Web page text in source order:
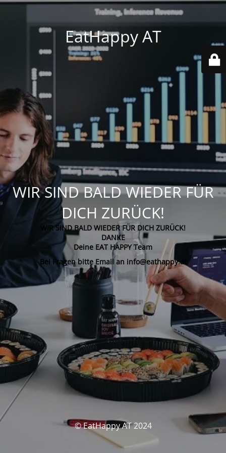
EatHappy AT
WIR SIND BALD WIEDER FÜR
DICH ZURÜCK!
WIR SIND BALD WIEDER FÜR DICH ZURÜCK!
DANKE
Deine EAT HAPPY Team
Bei Fragen bitte Email an info@eathappy.at
© EatHappy AT 2024